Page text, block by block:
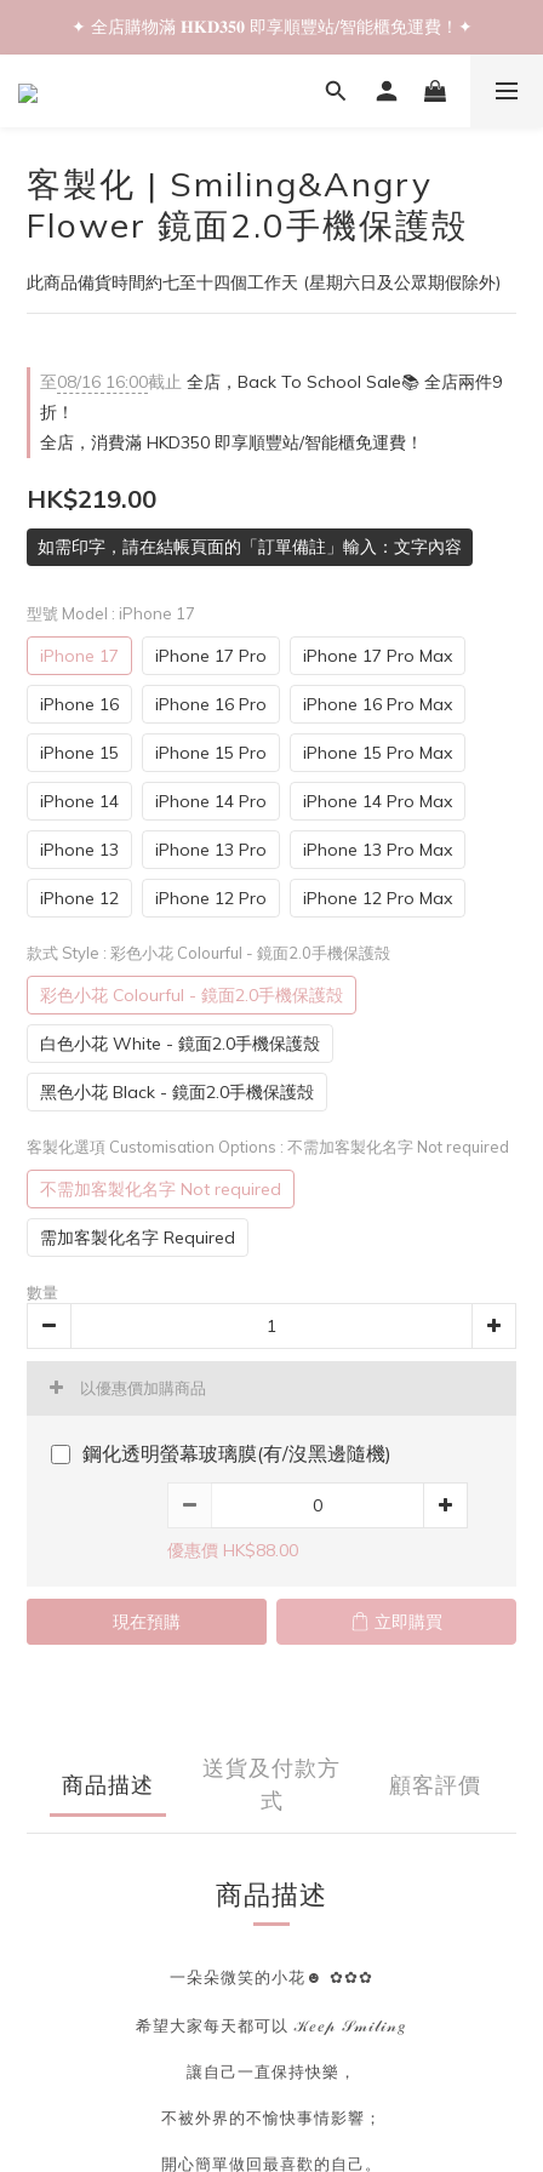
✦ 𝐁𝐚𝐜𝐤 𝐓𝐨 𝐒𝐜𝐡𝐨𝐨𝐥 𝐒𝐚𝐥𝐞📚 全店兩件𝟗折！✦
✦ 全店購物滿 𝐇𝐊𝐃𝟑𝟓𝟎 即享順豐站/智能櫃免運費！✦
✦ 𝐁𝐚𝐜𝐤 𝐓𝐨 𝐒𝐜𝐡𝐨𝐨𝐥 𝐒𝐚𝐥𝐞📚 全店兩件𝟗折！✦
客製化 | Smiling&Angry
Flower 鏡面2.0手機保護殻
此商品備貨時間約七至十四個工作天 (星期六日及公眾期假除外)
至08/16 16:00截止 全店，Back To School Sale📚 全店兩件9
折！
全店，消費滿 HKD350 即享順豐站/智能櫃免運費！
HK$219.00
如需印字，請在結帳頁面的「訂單備註」輸入：文字內容
型號 Model : iPhone 17
iPhone 17 iPhone 17 Pro iPhone 17 Pro Max
iPhone 16 iPhone 16 Pro iPhone 16 Pro Max
iPhone 15 iPhone 15 Pro iPhone 15 Pro Max
iPhone 14 iPhone 14 Pro iPhone 14 Pro Max
iPhone 13 iPhone 13 Pro iPhone 13 Pro Max
iPhone 12 iPhone 12 Pro iPhone 12 Pro Max
款式 Style : 彩色小花 Colourful - 鏡面2.0手機保護殻
彩色小花 Colourful - 鏡面2.0手機保護殻
白色小花 White - 鏡面2.0手機保護殼
黑色小花 Black - 鏡面2.0手機保護殻
客製化選項 Customisation Options : 不需加客製化名字 Not required
不需加客製化名字 Not required
需加客製化名字 Required
數量
以優惠價加購商品
鋼化透明螢幕玻璃膜(有/沒黑邊隨機)
優惠價 HK$88.00
現在預購 立即購買
商品描述
送貨及付款方
式
顧客評價
商品描述
一朵朵微笑的小花☻ ✿✿✿
希望大家每天都可以𝒦𝑒𝑒𝓅 𝒮𝓂𝒾𝓁𝒾𝓃𝑔
讓自己一直保持快樂，
不被外界的不愉快事情影響；
開心簡單做回最喜歡的自己。